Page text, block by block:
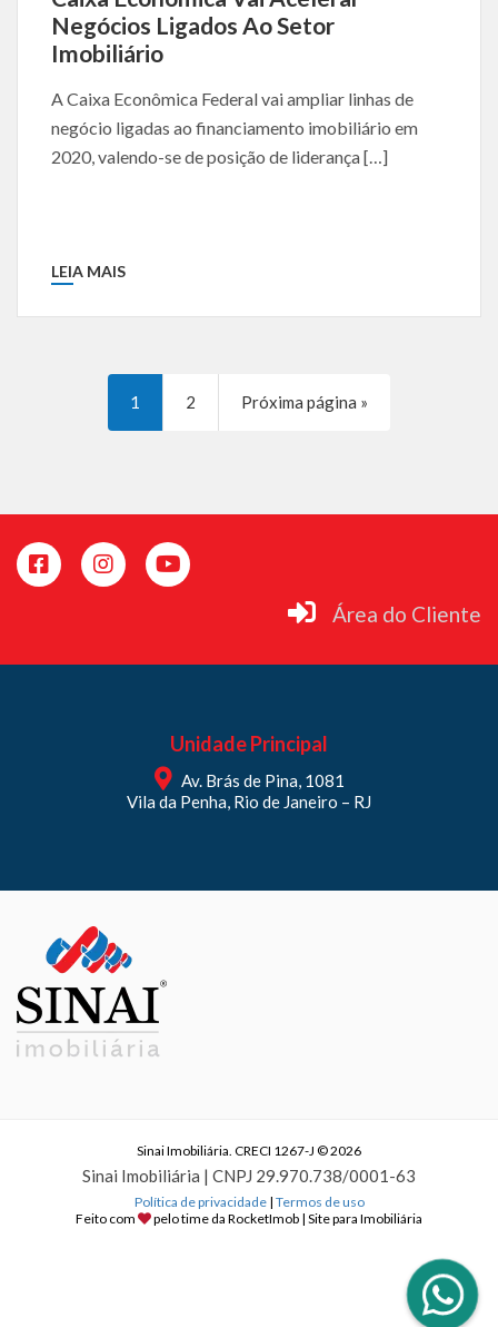
Negócios Ligados Ao Setor
Imobiliário
A Caixa Econômica Federal vai ampliar linhas de
negócio ligadas ao financiamento imobiliário em
2020, valendo-se de posição de liderança […]
LEIA MAIS
1 2 Próxima página »
Área do Cliente
Unidade Principal
Av. Brás de Pina, 1081
Vila da Penha, Rio de Janeiro – RJ
Sinai Imobiliária. CRECI 1267-J © 2026
Sinai Imobiliária | CNPJ 29.970.738/0001-63
Política de privacidade| Termos de uso
Feito com
pelo time da RocketImob | Site para Imobiliária